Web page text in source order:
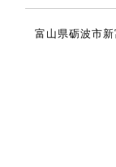
富山県砺波市